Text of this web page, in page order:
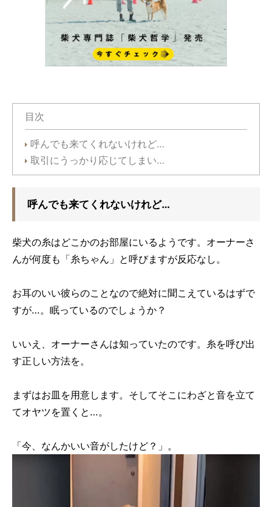
目次
呼んでも来てくれないけれど…
取引にうっかり応じてしまい…
呼んでも来てくれないけれど…
柴犬の糸はどこかのお部屋にいるようです。オーナーさ
んが何度も「糸ちゃん」と呼びますが反応なし。
お耳のいい彼らのことなので絶対に聞こえているはずで
すが…。眠っているのでしょうか？
いいえ、オーナーさんは知っていたのです。糸を呼び出
す正しい方法を。
まずはお皿を用意します。そしてそこにわざと音を立て
てオヤツを置くと…。
「今、なんかいい音がしたけど？」。